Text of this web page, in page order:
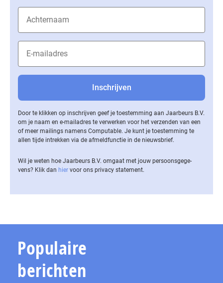
Door te klikken op inschrijven geef je toestemming aan Jaarbeurs B.V.
om je naam en e-mailadres te verwerken voor het verzenden van een
of meer mailings namens Computable. Je kunt je toestemming te
allen tijde intrekken via de af­meld­func­tie in de nieuwsbrief.
Wil je weten hoe Jaarbeurs B.V. omgaat met jouw per­soons­ge­ge­
vens? Klik dan hier voor ons privacy statement.
Populaire
berichten